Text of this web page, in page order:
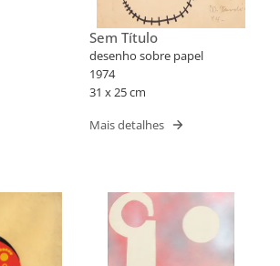
Sem Título
desenho sobre papel
1974
31 x 25 cm
Mais detalhes